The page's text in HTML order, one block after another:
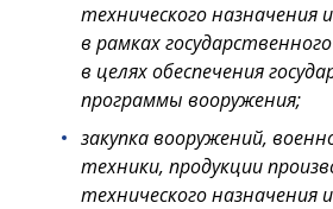
технического назначения
в рамках
в целях обеспечения
программы вооружения;
закупка вооружений,
техники, продукции
технического назначения